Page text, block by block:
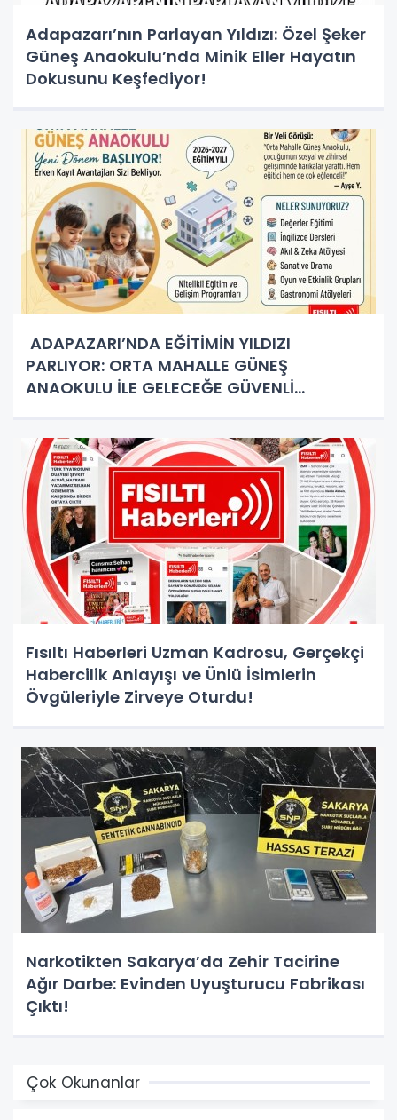
Adapazarı’nın Parlayan Yıldızı: Özel Şeker
Güneş Anaokulu’nda Minik Eller Hayatın
Dokusunu Keşfediyor!
ADAPAZARI’NDA EĞİTİMİN YILDIZI
PARLIYOR: ORTA MAHALLE GÜNEŞ
ANAOKULU İLE GELECEĞE GÜVENLİ
Fısıltı Haberleri Uzman Kadrosu, Gerçekçi
Habercilik Anlayışı ve Ünlü İsimlerin
Övgüleriyle Zirveye Oturdu!
Narkotikten Sakarya’da Zehir Tacirine
Ağır Darbe: Evinden Uyuşturucu Fabrikası
Çıktı!
Çok Okunanlar